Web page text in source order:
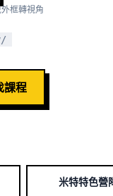
框轉視角
課程
米特特色營